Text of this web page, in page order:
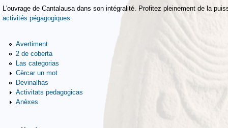
L'ouvrage de Cantalausa dans son intégralité. Profitez pleinement de la
activités pégagogiques
Avertiment
2 de coberta
Las categorias
Cèrcar un mot
Devinalhas
Activitats pedagogicas
Anèxes